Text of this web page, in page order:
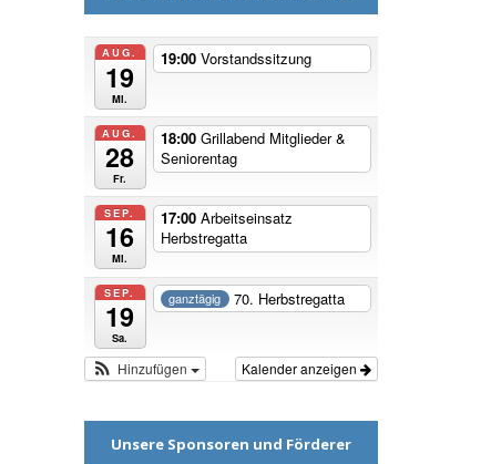
AUG.
19
Mi.
19:00 Vorstandssitzung
AUG.
28
Fr.
18:00 Grillabend Mitglieder &
Seniorentag
SEP.
16
Mi.
17:00 Arbeitseinsatz
Herbstregatta
SEP.
19
Sa.
ganztägig 70. Herbstregatta
Kalender anzeigen
Hinzufügen
Unsere Sponsoren und Förderer